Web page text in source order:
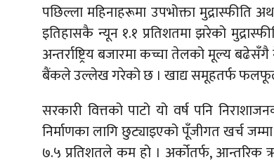
पछिल्ला महिनाहरूमा उपभोक्ता मुद्रास्फीति
इतिहासकै न्यून १.१ प्रतिशतमा झरेको
अन्तर्राष्ट्रिय बजारमा कच्चा तेलको मूल्य
बैंकले उल्लेख गरेको छ । खाद्य समूहतर्फ फलफूल
सरकारी वित्तको पाटो यो वर्ष पनि
निर्माणका लागि छुट्याइएको पूँजीगत खर्च
७.५ प्रतिशतले कम हो । अर्कोतर्फ, आन्तरिक